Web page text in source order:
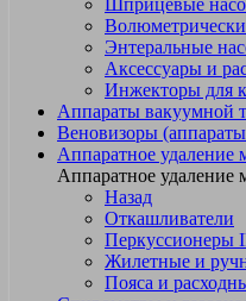
Шприцевые
Энтеральные
Аксессуары и
Инжекторы для
Аппараты вакуумной
Веновизоры
Аппаратное удаление
Аппаратное удаление
Назад
Откашливатели
Перкуссионеры
Жилетные и
Пояса и